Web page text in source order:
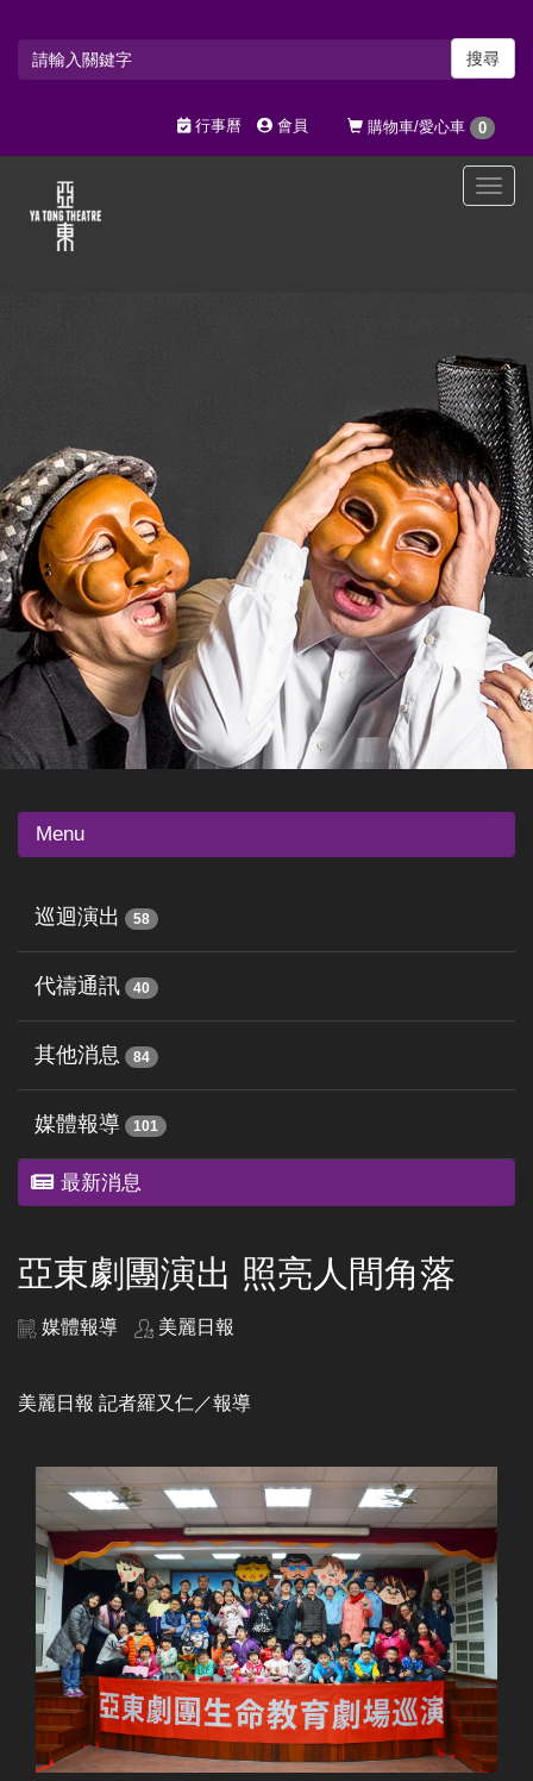
搜尋
購物車/愛心車 0
行事曆 會員
選
Menu
巡迴演出 58
代禱通訊 40
其他消息 84
媒體報導 101
最新消息
亞東劇團演出 照亮人間角落
媒體報導 美麗日報
美麗日報 記者羅又仁／報導